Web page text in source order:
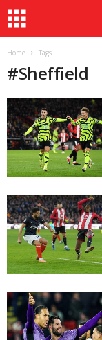
Home Tags
#Sheffield